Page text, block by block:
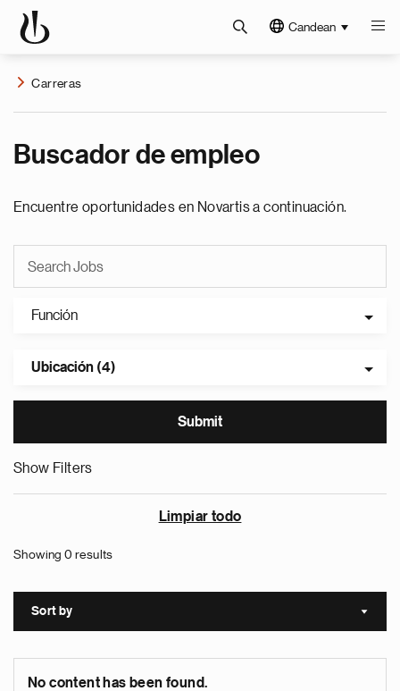
Candean
Carreras
Buscador de empleo
Encuentre oportunidades en Novartis a continuación.
Función
Ubicación (4)
Show Filters
Limpiar todo
Showing 0 results
Sort by Sort
No content has been found.